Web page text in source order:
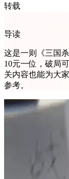
转载
导读
这是一则《三国
10元一位，破局
关内容也能为大
参考。